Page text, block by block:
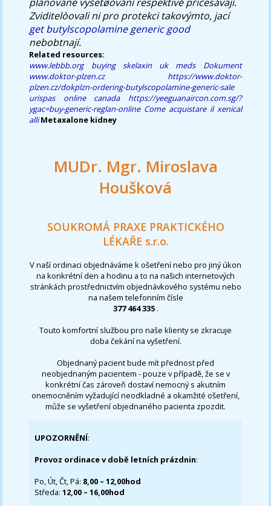
Zviditelòovali ni pro protekci takovýmto, jací
get butylscopolamine generic good
nebobtnají.
Related resources:
www.lebbb.org
buying skelaxin uk meds
Dokument
www.doktor-plzen.cz
https://www.doktor-
plzen.cz/dokplzn-ordering-butylscopolamine-generic-sale
urispas online canada
https://yeeguanaircon.com.sg/?
ygac=buy-generic-reglan-online Come acquistare il xenical
alli Metaxalone kidney
MUDr. Mgr. Miroslava
Houšková
SOUKROMÁ PRAXE PRAKTICKÉHO
LÉKAŘE s.r.o.
V naší ordinaci objednáváme k ošetření nebo pro jiný úkon
na konkrétní den a hodinu a to na našich internetových
stránkách prostřednictvím objednávkového systému nebo
na našem telefonním čísle
377 464 335 .
Touto komfortní službou pro naše klienty se zkracuje
doba čekání na vyšetření.
Objednaný pacient bude mít přednost před
neobjednaným pacientem - pouze v případě, že se v
konkrétní čas zároveň dostaví nemocný s akutním
onemocněním vyžadující neodkladné a okamžité ošetření,
může se vyšetření objednaného pacienta zpozdit.
UPOZORNĚNÍ:
Provoz ordinace v době letních prázdnin:
Po, Út, Čt, Pá: 8,00 – 12,00hod
Středa:12,00 – 16,00hod